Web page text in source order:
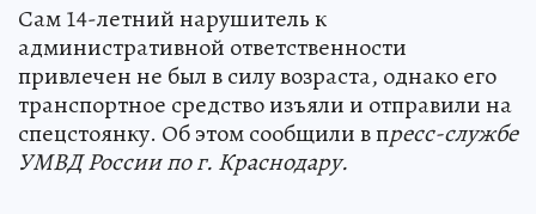
Сам 14-летний нарушитель к
административной ответственности
привлечен не был в силу возраста, однако его
транспортное средство изъяли и отправили на
спецстоянку. Об этом сообщили в пресс-службе
УМВД России по г. Краснодару.